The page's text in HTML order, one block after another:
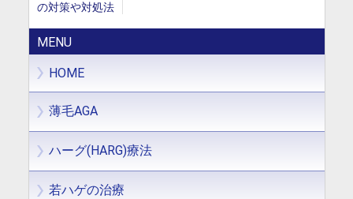
の対策や対処法
MENU
HOME
薄毛AGA
ハーグ(HARG)療法
若ハゲの治療